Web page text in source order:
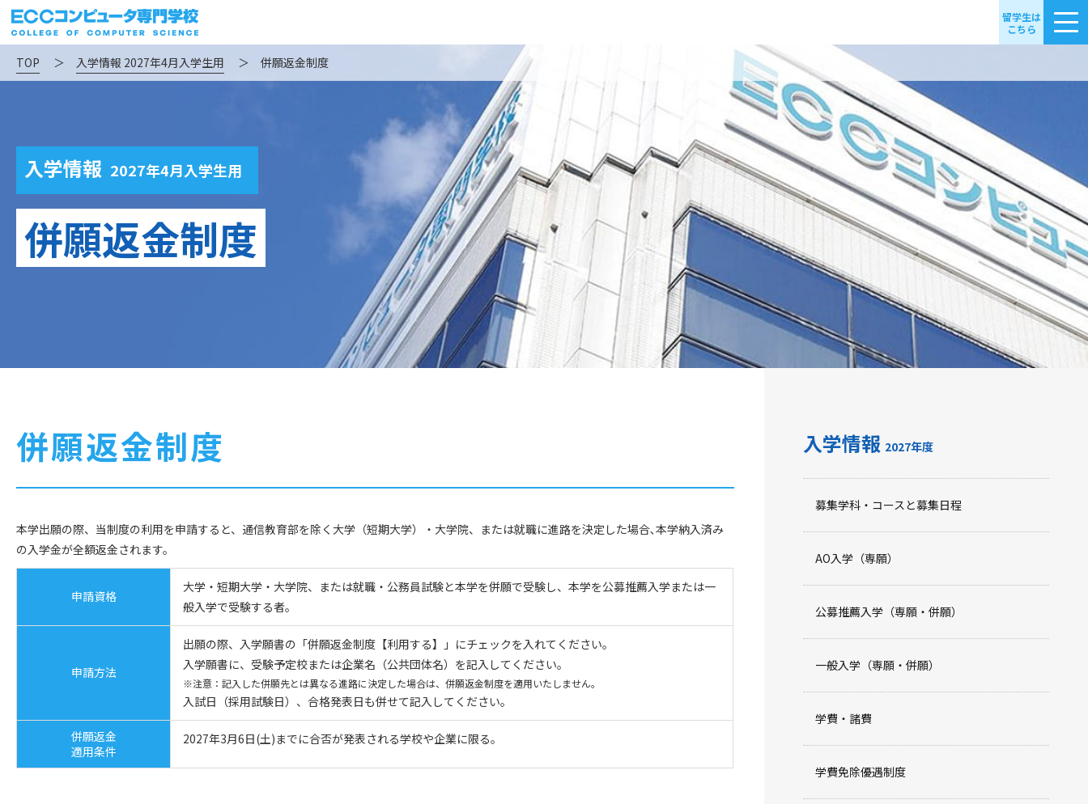
留学生は
こちら
TOP ＞ 入学情報 2027年4月入学生用 ＞ 併願返金制度
入学情報 2027年4月入学生用
併願返金制度
併願返金制度
本学出願の際、当制度の利用を申請すると、通信教育部を除く大学（短期大学）・大学院、または就職に進路を決定した場合､本学納入済み
の入学金が全額返金されます。
申請資格
大学・短期大学・大学院、または就職・公務員試験と本学を併願で受験し、本学を公募推薦入学または一
般入学で受験する者。
申請方法
出願の際、入学願書の「併願返金制度【利用する】」にチェックを入れてください。
入学願書に、受験予定校または企業名（公共団体名）を記入してください。
※注意：記入した併願先とは異なる進路に決定した場合は、併願返金制度を適用いたしません。
入試日（採用試験日）、合格発表日も併せて記入してください。
併願返金
適用条件
2027年3月6日(土)までに合否が発表される学校や企業に限る。
入学情報 2027年度
募集学科・コースと募集日程
AO入学（専願）
公募推薦入学（専願・併願）
一般入学（専願・併願）
学費・諸費
学費免除優遇制度